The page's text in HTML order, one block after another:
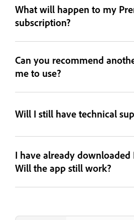
What will happen to my
subscription?
Can you recommend
me to use?
Will I still have technical
I have already downloaded
Will the app still work?